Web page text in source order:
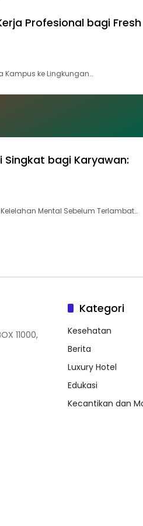
Profesional bagi Fresh
Kampus ke Lingkungan…
bagi Karyawan:
Mental Sebelum Terlambat…
11000,
Kategori
Kesehatan
Berita
Luxury Hotel
Edukasi
Kecantikan dan